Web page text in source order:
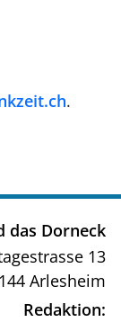
.
das Dorneck
13
Arlesheim
Redaktion: